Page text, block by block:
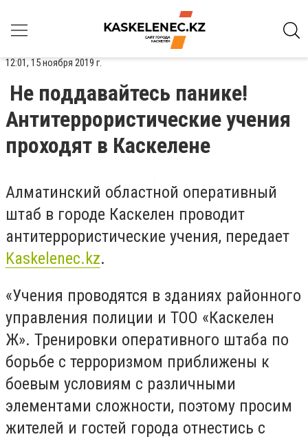
12:01, 15 ноября 2019 г.
Не поддавайтесь панике!
Антитеррористические учения
проходят в Каскелене
Алматинский областной оперативный
штаб в городе Каскелен проводит
антитеррористические учения, передает
Kaskelenec. kz.
«Учения проводятся в зданиях районного
управления полиции и ТОО «Каскелен
Ж». Тренировки оперативного штаба по
борьбе с терроризмом приближены к
боевым условиям с различными
элементами сложности, поэтому просим
жителей и гостей города отнестись с